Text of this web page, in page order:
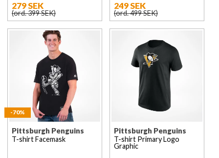
279 SEK
(ord. 399 SEK)
249 SEK
(ord. 499 SEK)
-70%
Pittsburgh Penguins
T-shirt Facemask
Pittsburgh Penguins
T-shirt Primary Logo
Graphic